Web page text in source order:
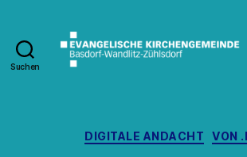
Suchen
Kategorien
DIGITALE ANDACHT VON